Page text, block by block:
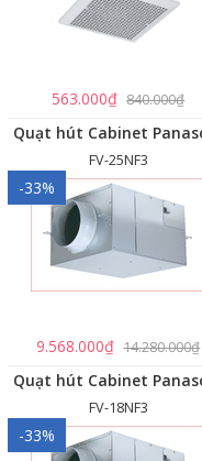
563.000₫ 840.000₫
FV-25NF3
-33%
9.568.000₫ 14.280.000₫
FV-18NF3
-33%